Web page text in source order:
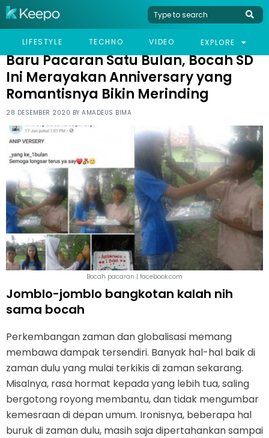
LIFESTYLE TECHNO VIDEO EXPLORE
HOME VIRAL
BARU PACARAN SATU BULAN, BOCAH SD INI MERAYAKAN
Baru Pacaran Satu Bulan, Bocah SD
Ini Merayakan Anniversary yang
Romantisnya Bikin Merinding
28 DESEMBER 2020 BY AMADEUS BIMA
Bocah pacaran | facebook.com
Jomblo-jomblo bangkotan kalah nih
sama bocah
Perkembangan zaman dan globalisasi memang
membawa dampak tersendiri. Banyak hal-hal baik di
zaman dulu yang mulai terkikis di zaman sekarang.
Misalnya, rasa hormat kepada yang lebih tua, saling
bergotong royong membantu, dan tidak mengumbar
kemesraan di depan umum. Ironisnya, beberapa hal
buruk di zaman dulu, masih saja dipertahankan sampai